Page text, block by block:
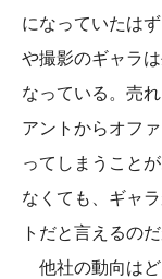
になっていたは
や撮影のギャラ
なっている。売
アントからオフ
ってしまうこと
なくても、ギャ
トだと言えるの
他社の動向はど